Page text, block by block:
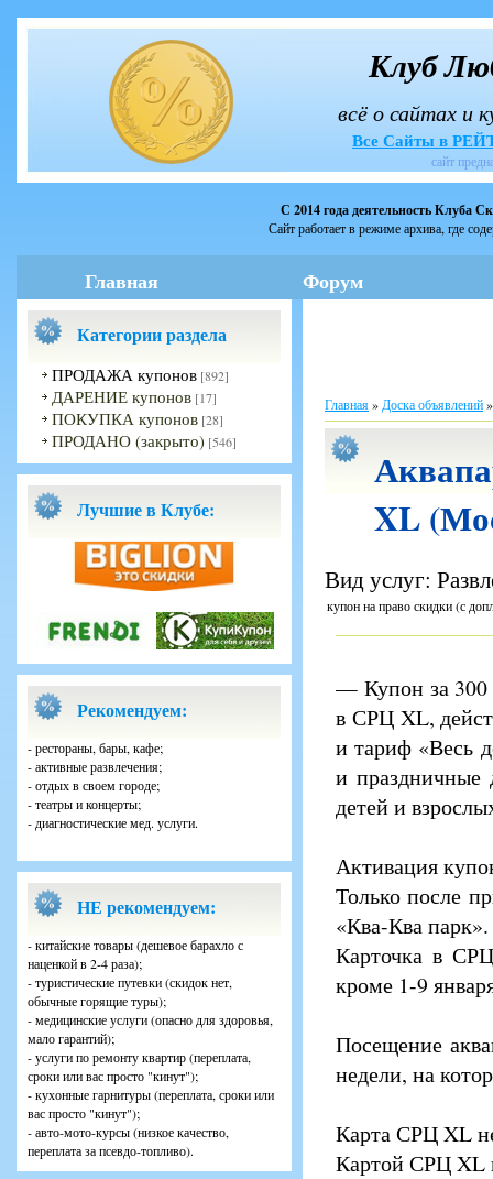
Клуб
всё о сайтах и
Все Сайты в
сайт
С 2014 года деятельность Клуба
Сайт работает в режиме архива, где
Главная Форум
Категории раздела
ПРОДАЖА купонов [892]
ДАРЕНИЕ купонов [17]
ПОКУПКА купонов [28]
ПРОДАНО (закрыто) [546]
Лучшие в Клубе:
Рекомендуем:
- рестораны, бары, кафе;
- активные развлечения;
- отдых в своем городе;
- театры и концерты;
- диагностические мед. услуги.
НЕ рекомендуем:
- китайские товары (дешевое барахло с
наценкой в 2-4 раза);
- туристические путевки (скидок нет,
обычные горящие туры);
- медицинские услуги (опасно для здоровья,
мало гарантий);
- услуги по ремонту квартир (переплата,
сроки или вас просто "кинут");
- кухонные гарнитуры (переплата, сроки или
вас просто "кинут");
- авто-мото-курсы (низкое качество,
переплата за псевдо-топливо).
Главная» Доска объявлений
XL
Вид услуг:
купон на право скидки (с
— Купон за 300
в СРЦ XL,
и тариф «Весь
и праздничные
детей и
Активация
Только после
«Ква-Ква парк».
Карточка в
кроме 1-9
Посещение
недели, на
Карта СРЦ XL
Картой СРЦ XL